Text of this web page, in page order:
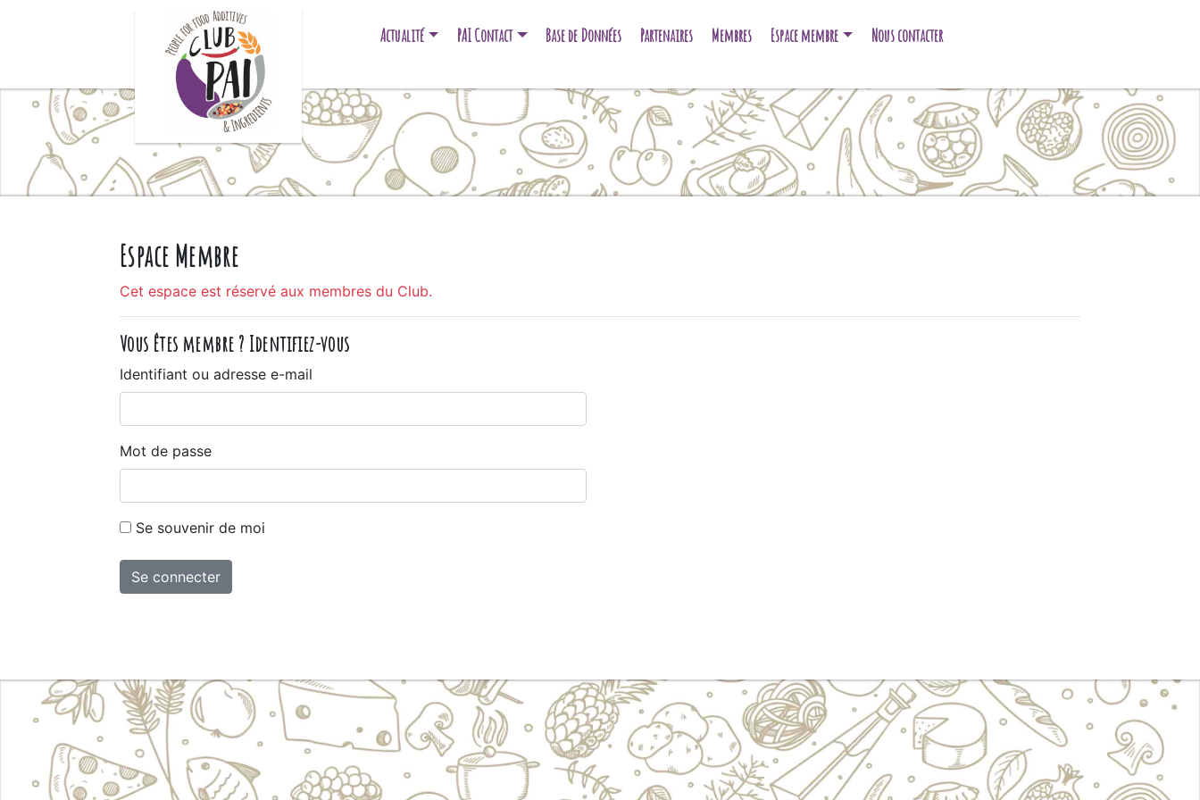
Actualité PAI Contact Base de Données Partenaires Membres Espace membre Nous contacter
Espace Membre
Cet espace est réservé aux membres du Club.
Vous êtes membre ? Identifiez-vous
Identifiant ou adresse e-mail
Mot de passe
Se souvenir de moi